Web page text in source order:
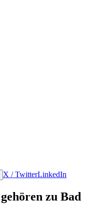
X / TwitterLinkedIn
zu Bad